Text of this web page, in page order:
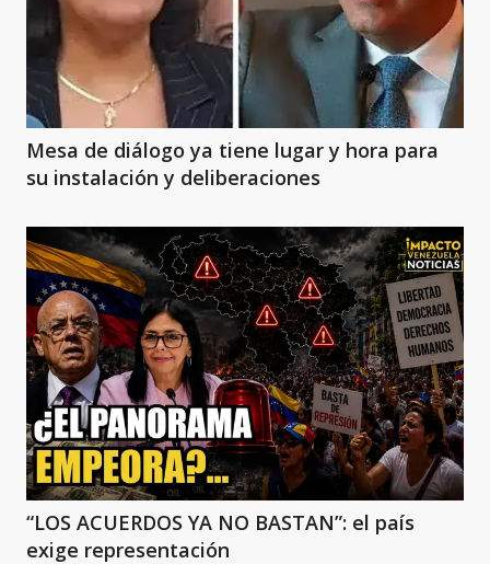
Mesa de diálogo ya tiene lugar y hora para
su instalación y deliberaciones
“LOS ACUERDOS YA NO BASTAN”: el país
exige representación